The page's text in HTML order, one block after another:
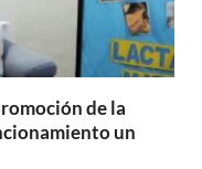
de la
un